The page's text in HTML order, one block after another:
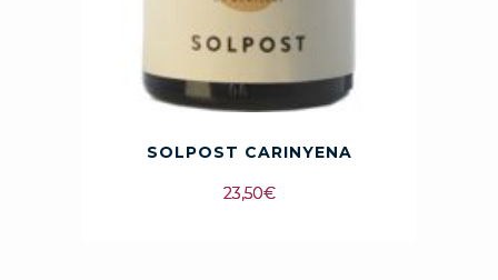
SOLPOST CARINYENA
23,50€